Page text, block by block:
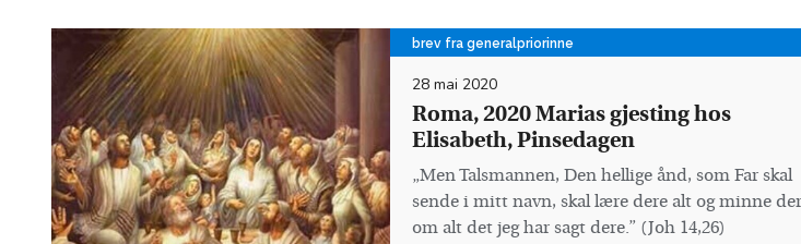
brev fra generalpriorinne
28 mai 2020
Roma, 2020 Marias gjesting hos
Elisabeth, Pinsedagen
„Men Talsmannen, Den hellige ånd, som Far skal
sende i mitt navn, skal lære dere alt og minne
om alt det jeg har sagt dere.” (Joh 14,26)